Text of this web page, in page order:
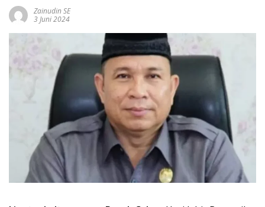
Zainudin SE
3 Juni 2024